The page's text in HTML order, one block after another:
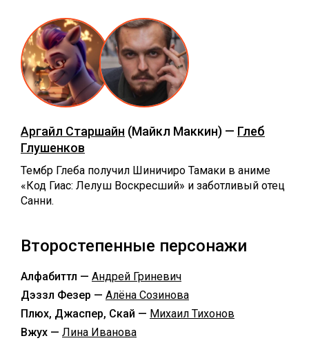
Аргайл Старшайн (Майкл Маккин) — Глеб
Глушенков
Тембр Глеба получил Шиничиро Тамаки в аниме
«Код Гиас: Лелуш Воскресший» и заботливый отец
Санни.
Второстепенные персонажи
Алфабиттл — Андрей Гриневич
Дэззл Фезер — Алёна Созинова
Плюх, Джаспер, Скай — Михаил Тихонов
Вжух — Лина Иванова